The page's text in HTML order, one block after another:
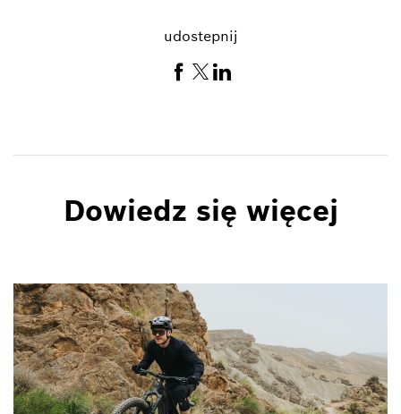
udostepnij
Dowiedz się więcej